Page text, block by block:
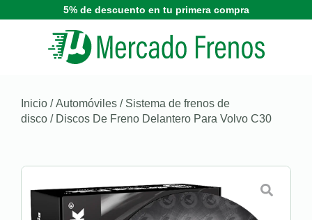
5% de descuento en tu primera compra
Inicio /Automóviles / Sistema de frenos de
disco / Discos De Freno Delantero Para Volvo C30